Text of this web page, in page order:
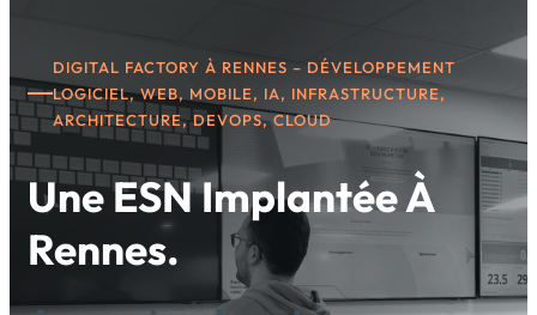
DIGITAL FACTORY À RENNES – DÉVELOPPEMENT
LOGICIEL, WEB, MOBILE, IA, INFRASTRUCTURE,
ARCHITECTURE, DEVOPS, CLOUD
Une ESN Implantée À
Rennes.